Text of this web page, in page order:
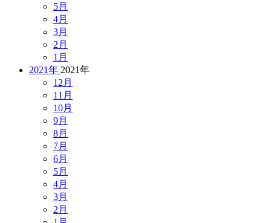
5月
4月
3月
2月
1月
2021年 2021年
12月
11月
10月
9月
8月
7月
6月
5月
4月
3月
2月